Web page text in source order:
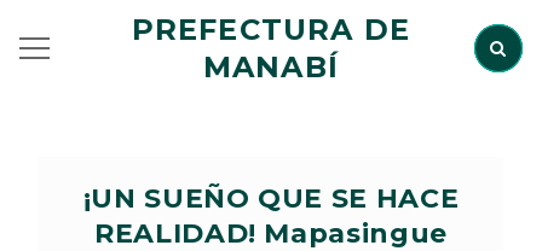
PREFECTURA DE
MANABÍ
¡UN SUEÑO QUE SE HACE
REALIDAD! Mapasingue